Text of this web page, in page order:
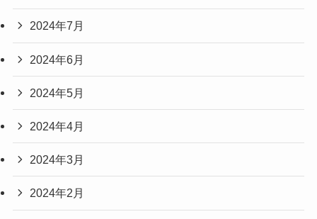
2024年7月
2024年6月
2024年5月
2024年4月
2024年3月
2024年2月